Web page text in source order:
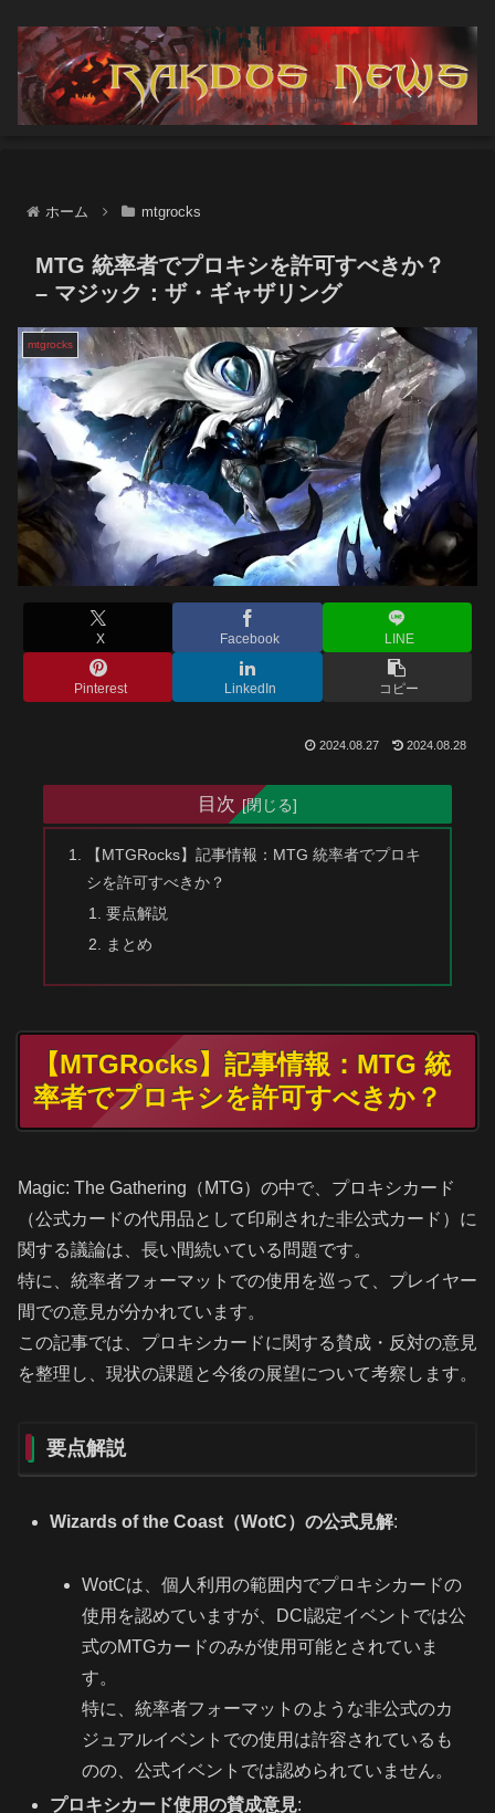
ホーム mtgrocks
MTG 統率者でプロキシを許可すべきか？
– マジック：ザ・ギャザリング
mtgrocks
X Facebook LINE
Pinterest LinkedIn コピー
2024.08.27 2024.08.28
目次
【MTGRocks】記事情報：MTG 統率者でプロキ
シを許可すべきか？
要点解説
まとめ
【MTGRocks】記事情報：MTG 統
率者でプロキシを許可すべきか？
Magic: The Gathering（MTG）の中で、プロキシカード
（公式カードの代用品として印刷された非公式カード）に
関する議論は、長い間続いている問題です。
特に、統率者フォーマットでの使用を巡って、プレイヤー
間での意見が分かれています。
この記事では、プロキシカードに関する賛成・反対の意見
を整理し、現状の課題と今後の展望について考察します。
要点解説
Wizards of the Coast（WotC）の公式見解:
WotCは、個人利用の範囲内でプロキシカードの
使用を認めていますが、DCI認定イベントでは公
式のMTGカードのみが使用可能とされていま
す。
特に、統率者フォーマットのような非公式のカ
ジュアルイベントでの使用は許容されているも
のの、公式イベントでは認められていません。
プロキシカード使用の賛成意見: